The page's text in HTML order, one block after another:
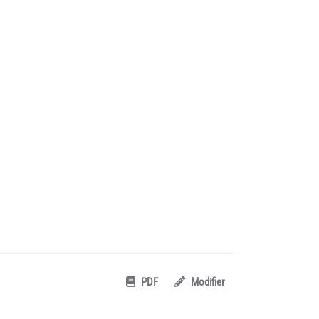
PDF Modifier